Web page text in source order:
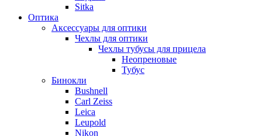
Sitka
Оптика
Аксессуары для оптики
Чехлы для оптики
Чехлы тубусы для прицела
Неопреновые
Тубус
Бинокли
Bushnell
Carl Zeiss
Leica
Leupold
Nikon